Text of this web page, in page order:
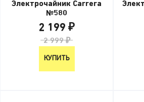
Электрочайник Carrera
№580
2 199 ₽
2 999 ₽
КУПИТЬ